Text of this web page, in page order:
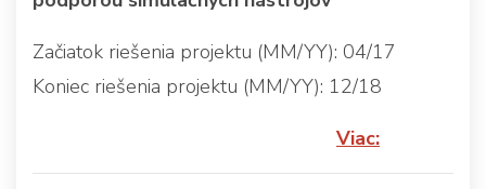
Začiatok riešenia projektu (MM/YY): 04/17
Koniec riešenia projektu (MM/YY): 12/18
Viac: